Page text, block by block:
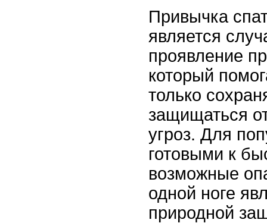
Привычка
является
проявление
который
только
защищаться
угроз. Для
готовыми к
возможные
одной ноге
природной